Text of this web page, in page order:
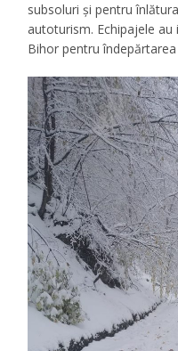
subsoluri și pentru
autoturism. Echipajele
Bihor pentru